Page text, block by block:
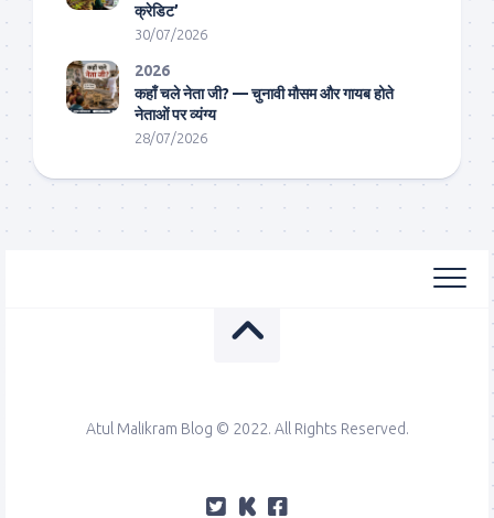
क्रेडिट’
30/07/2026
2026
कहाँ चले नेता जी? — चुनावी मौसम और गायब होते
नेताओं पर व्यंग्य
28/07/2026
Atul Malikram Blog © 2022. All Rights Reserved.